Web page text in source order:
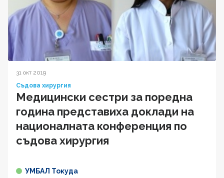
31 окт 2019
Съдова хирургия
Медицински сестри за поредна
година представиха доклади на
националната конференция по
съдова хирургия
УМБАЛ Токуда